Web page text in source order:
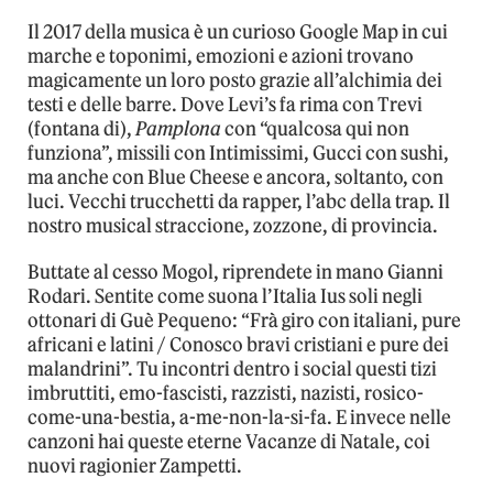
Il 2017 della musica è un curioso Google Map in cui
marche e toponimi, emozioni e azioni trovano
magicamente un loro posto grazie all’alchimia dei
testi e delle barre. Dove Levi’s fa rima con Trevi
(fontana di),Pamplonacon “qualcosa qui non
funziona”, missili con Intimissimi, Gucci con sushi,
ma anche con Blue Cheese e ancora, soltanto, con
luci. Vecchi trucchetti da rapper, l’abc della trap. Il
nostro musical straccione, zozzone, di provincia.
Buttate al cesso Mogol, riprendete in mano Gianni
Rodari. Sentite come suona l’Italia Ius soli negli
ottonari di Guè Pequeno: “Frà giro con italiani, pure
africani e latini / Conosco bravi cristiani e pure dei
malandrini”. Tu incontri dentro i social questi tizi
imbruttiti, emo-fascisti, razzisti, nazisti, rosico-
come-una-bestia, a-me-non-la-si-fa. E invece nelle
canzoni hai queste eterne Vacanze di Natale, coi
nuovi ragionier Zampetti.